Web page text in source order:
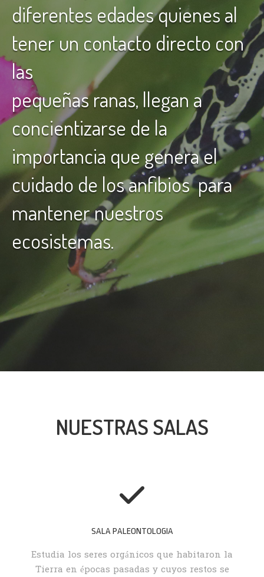
diferentes edades quienes al
tener un contacto directo con
las
pequeñas ranas, llegan a
concientizarse de la
importancia que genera el
cuidado de los anfibios para
mantener nuestros
ecosistemas.
NUESTRAS SALAS
SALA PALEONTOLOGIA
Estudia los seres orgánicos que habitaron la
Tierra en épocas pasadas y cuyos restos se